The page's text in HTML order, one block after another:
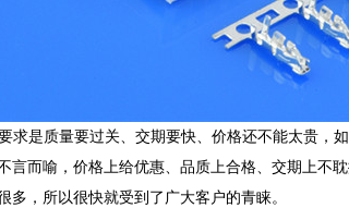
求是质量要过关、交期要快、价格还不能太贵，
言而喻，价格上给优惠、品质上合格、交期上不
，所以很快就受到了广大客户的青睐。